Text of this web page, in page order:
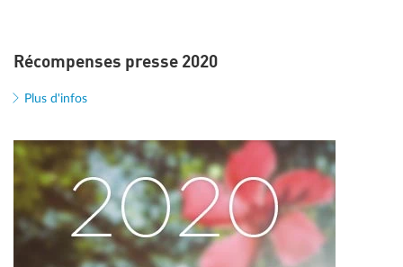
Récompenses presse 2020
Plus d'infos